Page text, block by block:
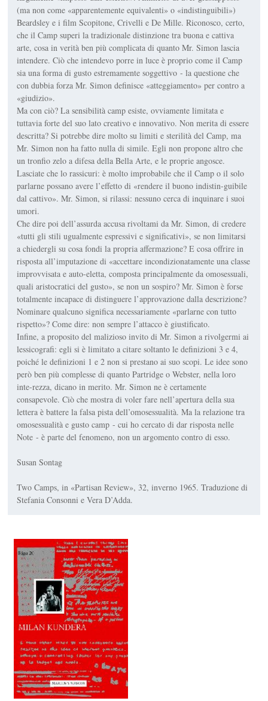
(ma non come «apparentemente equivalenti» o «indistinguibili»)
Beardsley e i film Scopitone, Crivelli e De Mille. Riconosco, certo,
che il Camp superi la tradizionale distinzione tra buona e cattiva
arte, cosa in verità ben più complicata di quanto Mr. Simon lascia
intendere. Ciò che intendevo porre in luce è proprio come il Camp
sia una forma di gusto estremamente soggettivo - la questione che
con dubbia forza Mr. Simon definisce «atteggiamento» per contro a
«giudizio».
Ma con ciò? La sensibilità camp esiste, ovviamente limitata e
tuttavia forte del suo lato creativo e innovativo. Non merita di essere
descritta? Si potrebbe dire molto su limiti e sterilità del Camp, ma
Mr. Simon non ha fatto nulla di simile. Egli non propone altro che
un tronfio zelo a difesa della Bella Arte, e le proprie angosce.
Lasciate che lo rassicuri: è molto improbabile che il Camp o il solo
parlarne possano avere l’effetto di «rendere il buono indistin-guibile
dal cattivo». Mr. Simon, si rilassi: nessuno cerca di inquinare i suoi
umori.
Che dire poi dell’assurda accusa rivoltami da Mr. Simon, di credere
«tutti gli stili ugualmente espressivi e significativi», se non limitarsi
a chiedergli su cosa fondi la propria affermazione? E cosa offrire in
risposta all’imputazione di «accettare incondizionatamente una classe
improvvisata e auto-eletta, composta principalmente da omosessuali,
quali aristocratici del gusto», se non un sospiro? Mr. Simon è forse
totalmente incapace di distinguere l’approvazione dalla descrizione?
Nominare qualcuno significa necessariamente «parlarne con tutto
rispetto»? Come dire: non sempre l’attacco è giustificato.
Infine, a proposito del malizioso invito di Mr. Simon a rivolgermi ai
lessicografi: egli si è limitato a citare soltanto le definizioni 3 e 4,
poiché le definizioni 1 e 2 non si prestano ai suo scopi. Le idee sono
però ben più complesse di quanto Partridge o Webster, nella loro
inte-rezza, dicano in merito. Mr. Simon ne è certamente
consapevole. Ciò che mostra di voler fare nell’apertura della sua
lettera è battere la falsa pista dell’omosessualità. Ma la relazione tra
omosessualità e gusto camp - cui ho cercato di dar risposta nelle
Note - è parte del fenomeno, non un argomento contro di esso.
Susan Sontag
Two Camps, in «Partisan Review», 32, inverno 1965. Traduzione di
Stefania Consonni e Vera D’Adda.